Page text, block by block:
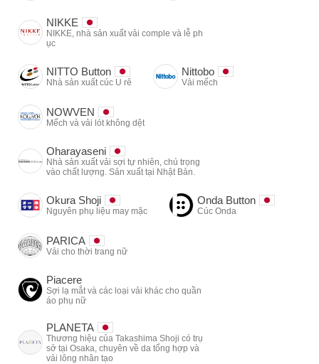
NIKKE
NIKKE, nhà sản xuất vải comple và lễ ph
ục
NITTO Button
Nhà sản xuất cúc U rê
Nittobo
Vải mếch
NOWVEN
Mếch và vải lót không dệt
Oharayaseni
Nhà sản xuất vải sợi tự nhiên, chú trọng
vào chất lượng. Sản xuất tại Nhật Bản.
Okura Shoji
Nguyên phụ liệu may mặc
Onda Button
Cúc Onda
PARICA
Vải cho thời trang nữ
Piacere
Sợi lạ mắt và các loại vải khác cho quần
áo phụ nữ
PLANETA
Thương hiệu của Takashima Shoji có trụ
sở tại Osaka, chuyên về da tổng hợp và
vải lông nhân tạo